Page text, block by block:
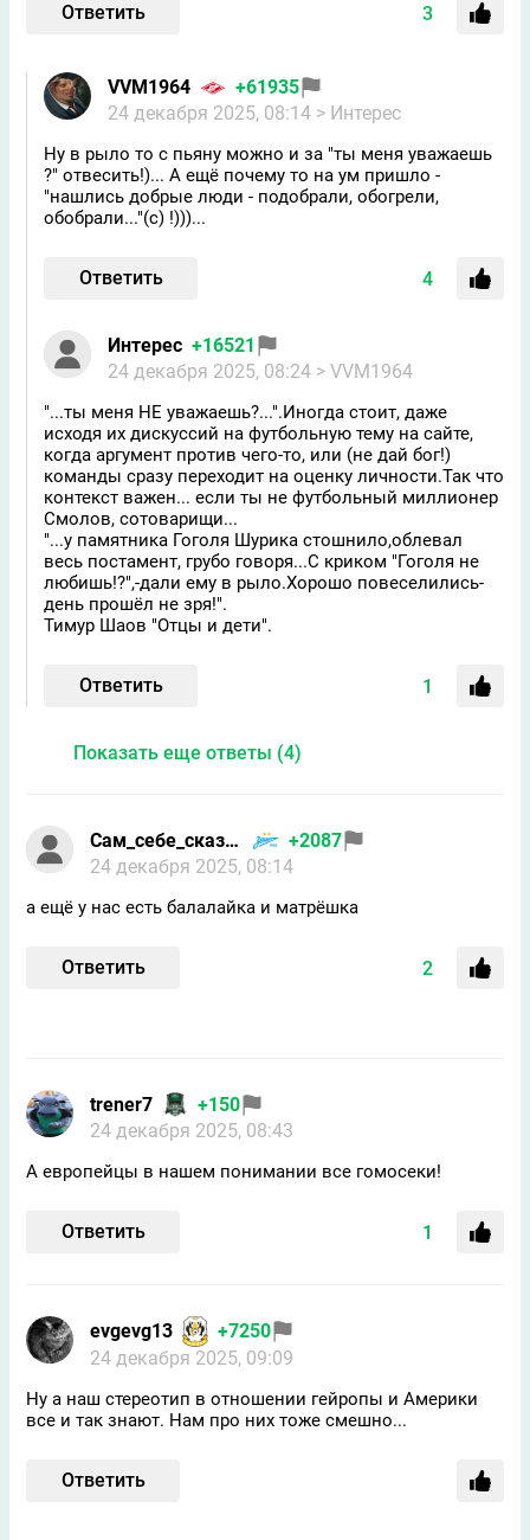
Ответить 3
VVM1964
+61935
24 декабря 2025, 08:14 > Интерес
Ну в рыло то с пьяну можно и за "ты меня уважаешь
?" отвесить!)... А ещё почему то на ум пришло -
"нашлись добрые люди - подобрали, обогрели,
обобрали..."(с) !)))...
Ответить 4
Интерес +16521
24 декабря 2025, 08:24 > VVM1964
"...ты меня НЕ уважаешь?...".Иногда стоит, даже
исходя их дискуссий на футбольную тему на сайте,
когда аргумент против чего-то, или (не дай бог!)
команды сразу переходит на оценку личности.Так что
контекст важен... если ты не футбольный миллионер
Смолов, сотоварищи...
"...у памятника Гоголя Шурика стошнило,облевал
весь постамент, грубо говоря...С криком "Гоголя не
любишь!?",-дали ему в рыло.Хорошо повеселились-
день прошёл не зря!".
Тимур Шаов "Отцы и дети".
Ответить 1
Показать еще ответы (4)
Сам_себе_сказал
+2087
24 декабря 2025, 08:14
а ещё у нас есть балалайка и матрёшка
Ответить 2
trener7
+150
24 декабря 2025, 08:43
А европейцы в нашем понимании все гомосеки!
Ответить 1
evgevg13
+7250
24 декабря 2025, 09:09
Ну а наш стереотип в отношении гейропы и Америки
все и так знают. Нам про них тоже смешно...
Ответить